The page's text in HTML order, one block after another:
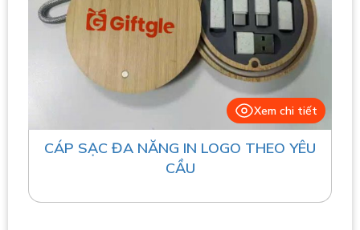
Xem chi tiết
CÁP SẠC ĐA NĂNG IN LOGO THEO YÊU
CẦU